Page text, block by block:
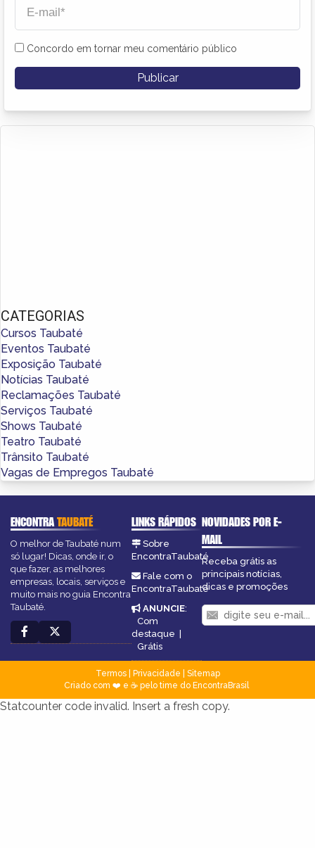
Concordo em tornar meu comentário público
CATEGORIAS
Cursos Taubaté
Eventos Taubaté
Exposição Taubaté
Notícias Taubaté
Reclamações Taubaté
Serviços Taubaté
Shows Taubaté
Teatro Taubaté
Trânsito Taubaté
Vagas de Empregos Taubaté
ENCONTRATAUBATÉ
O melhor de Taubaté num
só lugar! Dicas, onde ir, o
que fazer, as melhores
empresas, locais, serviços e
muito mais no guia Encontra
Taubaté.
LINKS RÁPIDOS
Sobre
EncontraTaubaté
Fale com o
EncontraTaubaté
ANUNCIE:
Com
destaque
Grátis
NOVIDADES POR E-
MAIL
Receba grátis as
principais notícias,
dicas e promoções
Termos| Privacidade
Sitemap
Criado com ❤️ e ☕ pelo time do EncontraBrasil
Statcounter code invalid. Insert a fresh copy.